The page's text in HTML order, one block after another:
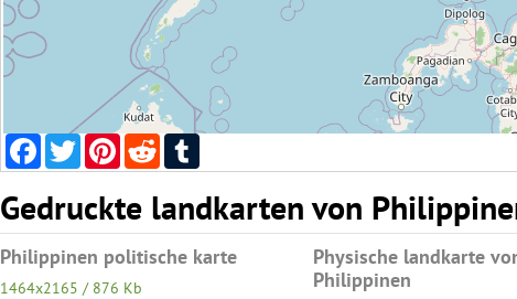
Facebook
TwitterPinterest
Reddit
Gedruckte landkarten von
Philippinen politische karte
1464x2165 / 876 Kb
Physische landkarte
Philippinen